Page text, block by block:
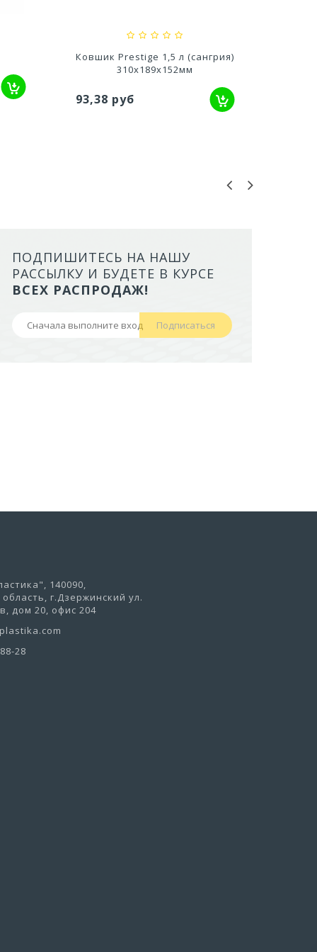
Ковшик Prestige 1,5 л (сангрия)
310х189х152мм
93,38 руб
ЛОТОК ALTA ДЛЯ КОШЕК
БОРТАМИ И СЕТКОЙ НА
НОЖКАХ)
ПОДПИШИТЕСЬ НА НАШУ
РАССЫЛКУ И БУДЕТЕ В КУРСЕ
ВСЕХ РАСПРОДАЖ!
Подписаться
140090,
г.Дзержинский ул.
дом 20, офис 204
28